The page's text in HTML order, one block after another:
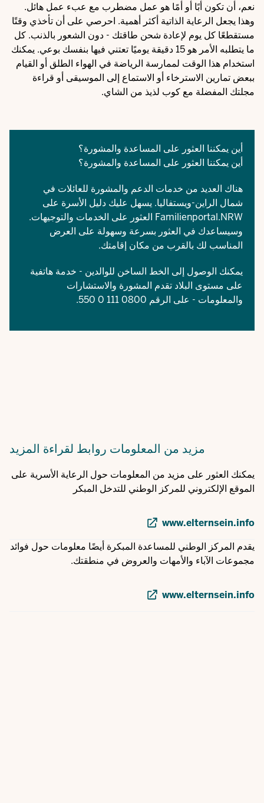
نعم، أن تكون أبًا أو أمًا هو عمل مضطرب مع عبء عمل هائل.
وهذا يجعل الرعاية الذاتية أكثر أهمية. احرصي على أن تأخذي وقتًا
مستقطعًا كل يوم لإعادة شحن طاقتك - دون الشعور بالذنب. كل
ما يتطلبه الأمر هو 15 دقيقة يوميًا تعتني فيها بنفسك بوعي. يمكنك
استخدام هذا الوقت لممارسة الرياضة في الهواء الطلق أو القيام
ببعض تمارين الاسترخاء أو الاستماع إلى الموسيقى أو قراءة
مجلتك المفضلة مع كوب لذيذ من الشاي.
أين يمكننا العثور على المساعدة والمشورة؟
أين يمكننا العثور على المساعدة والمشورة؟
هناك العديد من خدمات الدعم والمشورة للعائلات في
شمال الراين-ويستفاليا. يسهل عليك دليل الأسرة على
Familienportal.NRW العثور على الخدمات والتوجيهات.
وسيساعدك في العثور بسرعة وسهولة على العرض
المناسب لك بالقرب من مكان إقامتك.
يمكنك الوصول إلى الخط الساخن للوالدين - خدمة هاتفية
على مستوى البلاد تقدم المشورة والاستشارات
والمعلومات - على الرقم 0800 111 0 550.
مزيد من المعلومات روابط لقراءة المزيد
يمكنك العثور على مزيد من المعلومات حول الرعاية الأسرية على
الموقع الإلكتروني للمركز الوطني للتدخل المبكر
www.elternsein.info
يقدم المركز الوطني للمساعدة المبكرة أيضًا معلومات حول فوائد
مجموعات الآباء والأمهات والعروض في منطقتك.
www.elternsein.info